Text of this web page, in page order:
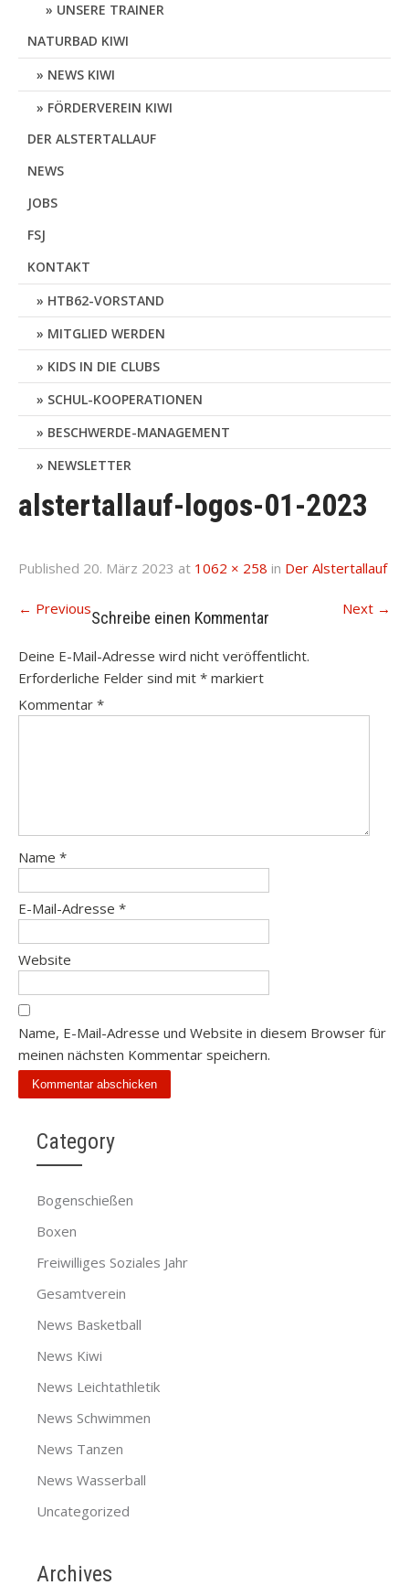
UNSERE TRAINER
NATURBAD KIWI
NEWS KIWI
FÖRDERVEREIN KIWI
DER ALSTERTALLAUF
NEWS
JOBS
FSJ
KONTAKT
HTB62-VORSTAND
MITGLIED WERDEN
KIDS IN DIE CLUBS
SCHUL-KOOPERATIONEN
BESCHWERDE-MANAGEMENT
NEWSLETTER
alstertallauf-logos-01-2023
Published 20. März 2023 at 1062 × 258 in Der Alstertallauf
← Previous Next →
Schreibe einen Kommentar
Deine E-Mail-Adresse wird nicht veröffentlicht.
Erforderliche Felder sind mit * markiert
Kommentar *
Name *
E-Mail-Adresse *
Website
Name, E-Mail-Adresse und Website in diesem Browser für
meinen nächsten Kommentar speichern.
Category
Bogenschießen
Boxen
Freiwilliges Soziales Jahr
Gesamtverein
News Basketball
News Kiwi
News Leichtathletik
News Schwimmen
News Tanzen
News Wasserball
Uncategorized
Archives